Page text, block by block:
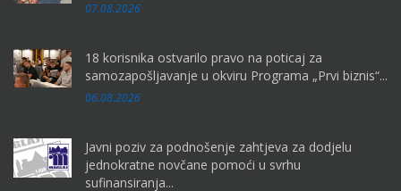
07.08.2026
18 korisnika ostvarilo pravo na poticaj za
samozapošljavanje u okviru Programa „Prvi biznis“...
06.08.2026
Javni poziv za podnošenje zahtjeva za dodjelu
jednokratne novčane pomoći u svrhu
sufinansiranja...